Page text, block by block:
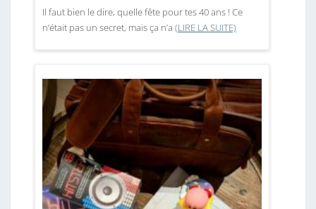
Il faut bien le dire, quelle fête pour tes 40 ans ! Ce
n’était pas un secret, mais ça n’a (LIRE LA SUITE)